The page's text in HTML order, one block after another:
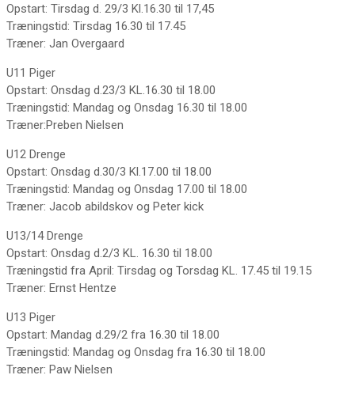
Opstart: Tirsdag d. 29/3 Kl.16.30 til 17,45
Træningstid: Tirsdag 16.30 til 17.45
Træner: Jan Overgaard
U11 Piger
Opstart: Onsdag d.23/3 KL.16.30 til 18.00
Træningstid: Mandag og Onsdag 16.30 til 18.00
Træner:Preben Nielsen
U12 Drenge
Opstart: Onsdag d.30/3 Kl.17.00 til 18.00
Træningstid: Mandag og Onsdag 17.00 til 18.00
Træner: Jacob abildskov og Peter kick
U13/14 Drenge
Opstart: Onsdag d.2/3 KL. 16.30 til 18.00
Træningstid fra April: Tirsdag og Torsdag KL. 17.45 til 19.15
Træner: Ernst Hentze
U13 Piger
Opstart: Mandag d.29/2 fra 16.30 til 18.00
Træningstid: Mandag og Onsdag fra 16.30 til 18.00
Træner: Paw Nielsen